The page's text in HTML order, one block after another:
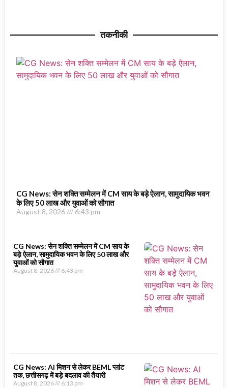
तकनीकी
CG News: सेन शक्ति सम्मेलन में CM साय के बड़े ऐलान, सामुदायिक भवन
के लिए 50 लाख और युवाओं को सौगात
August 8, 2026 6:43 pm
CG News: सेन शक्ति सम्मेलन में CM साय के
बड़े ऐलान, सामुदायिक भवन के लिए 50 लाख और
युवाओं को सौगात
August 8, 2026 6:43 pm
CG News: AI मिशन से लेकर BEML प्लांट
तक, छत्तीसगढ़ में बड़े बदलाव की तैयारी
August 8, 2026 6:13 pm